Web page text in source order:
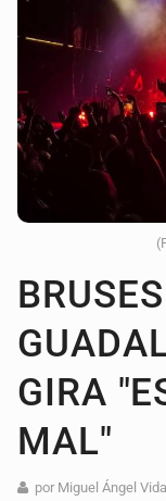
GIRA
MAL"
por Miguel Ángel Vidal